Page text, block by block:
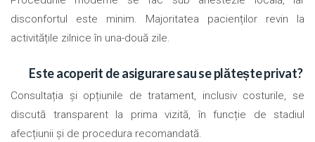
disconfortul este minim. Majoritatea pacienților revin la
activitățile zilnice în una-două zile.
Este acoperit de asigurare sau se plătește privat?
Consultația și opțiunile de tratament, inclusiv costurile, se
discută transparent la prima vizită, în funcție de stadiul
afecțiunii și de procedura recomandată.